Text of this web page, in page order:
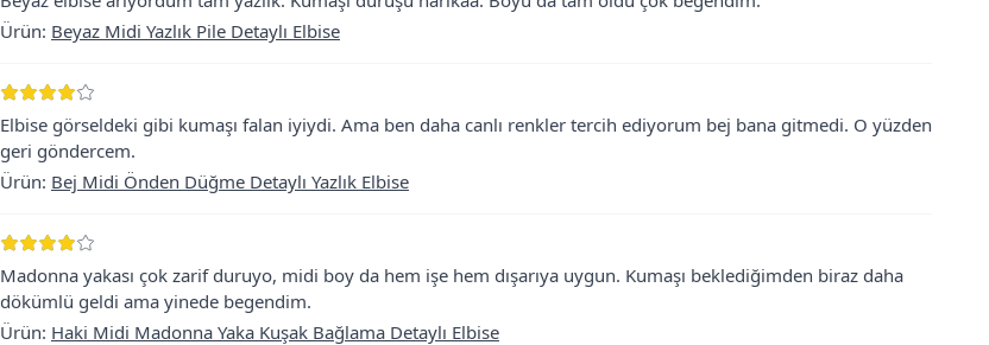
Ürün: Beyaz Midi Yazlık Pile Detaylı Elbise
Elbise görseldeki gibi kumaşı falan iyiydi. Ama ben daha canlı renkler tercih ediyorum bej bana gitmedi. O yüzden
geri göndercem.
Ürün: Bej Midi Önden Düğme Detaylı Yazlık Elbise
Madonna yakası çok zarif duruyo, midi boy da hem işe hem dışarıya uygun. Kumaşı beklediğimden biraz daha
dökümlü geldi ama yinede begendim.
Ürün: Haki Midi Madonna Yaka Kuşak Bağlama Detaylı Elbise